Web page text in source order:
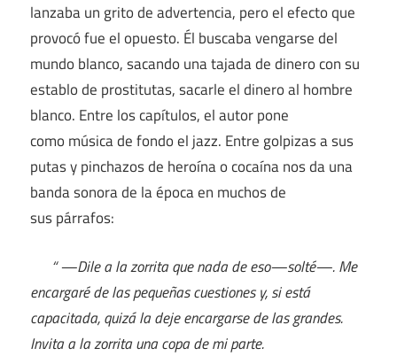
lanzaba un grito de advertencia, pero el efecto que
provocó fue el opuesto. Él buscaba vengarse del
mundo blanco, sacando una tajada de dinero con su
establo de prostitutas, sacarle el dinero al hombre
blanco. Entre los capítulos, el autor pone
como música de fondo el jazz. Entre golpizas a sus
putas y pinchazos de heroína o cocaína nos da una
banda sonora de la época en muchos de
sus párrafos:
“ —Dile a la zorrita que nada de eso—solté—. Me
encargaré de las pequeñas cuestiones y, si está
capacitada, quizá la deje encargarse de las grandes.
Invita a la zorrita una copa de mi parte.